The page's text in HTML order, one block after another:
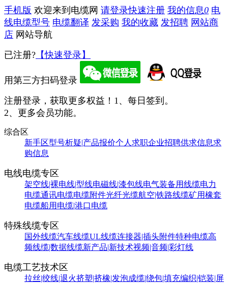
手机版 欢迎来到电缆网 请登录快速注册 我的信息0 电
线电缆型号 电缆翻译 发采购 我的收藏 发招聘 网站商
店 网站导航
已注册? 【快速登录】
用第三方扫码登录
注册登录，获取更多权益！ 1、每日签到。
2、更多会员功能。
综合区
新手区型号析疑|产品报价个人求职企业招聘供求信息求
购信息
电线电缆专区
架空线|裸电线|型线电磁线|漆包线电气装备用线缆电力
电缆通讯电缆电缆附件光纤光缆航空|铁路线缆矿用橡套
电缆船用电缆|港口电缆
特殊线缆专区
国外线缆汽车线缆UL线缆连接器|插头附件特种电缆高
频线缆|数据线缆新产品|新技术视频|音频|彩灯线
电缆工艺技术区
拉丝|绞线|退火挤塑|挤橡|发泡成缆|绕包|填充编织|铠装|屏